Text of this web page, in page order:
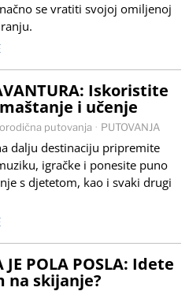
se vratiti svojoj omiljenoj
Iskoristite
i učenje
putovanja · PUTOVANJA
dalju destinaciju pripremite
igračke i ponesite puno
s djetetom, kao i svaki drugi
JE POLA POSLA: Idete
na skijanje?